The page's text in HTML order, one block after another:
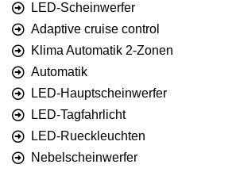
LED-Scheinwerfer
Adaptive cruise control
Klima Automatik 2-Zonen
Automatik
LED-Hauptscheinwerfer
LED-Tagfahrlicht
LED-Rueckleuchten
Nebelscheinwerfer